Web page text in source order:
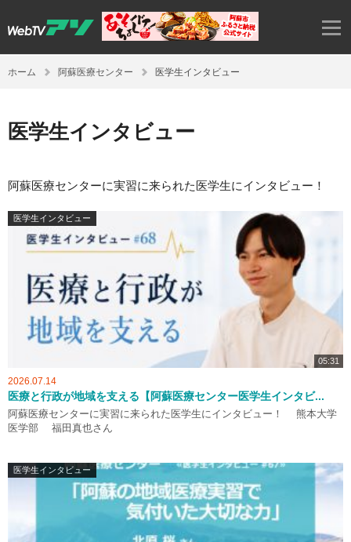
ホーム 阿蘇医療センター 医学生インタビュー
医学生インタビュー
阿蘇医療センターに実習に来られた医学生にインタビュー！
医学生インタビュー
05:31
2026.07.14
医療と行政が地域を支える【阿蘇医療センター医学生インタビ...
阿蘇医療センターに実習に来られた医学生にインタビュー！ 熊本大学
医学部 福田真也さん
医学生インタビュー